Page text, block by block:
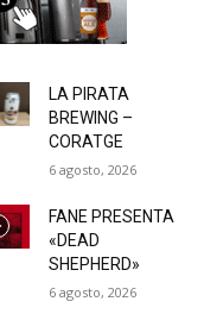
LA PIRATA
BREWING –
CORATGE
6 agosto, 2026
FANE PRESENTA
«DEAD
SHEPHERD»
6 agosto, 2026